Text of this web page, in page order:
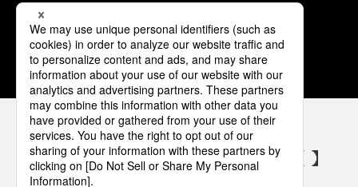
1 2 3 4 5
パナソニックの電気設備 SNSアカウント